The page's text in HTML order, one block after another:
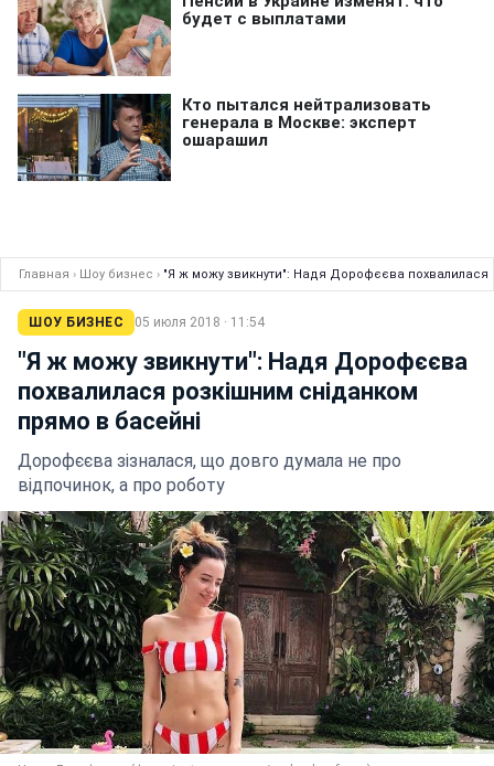
Главная › Шоу бизнес › "Я ж можу звикнути": Надя Дорофєєва похвалилася
ШОУ БИЗНЕС 05 июля 2018 · 11:54
"Я ж можу звикнути": Надя Дорофєєва
похвалилася розкішним сніданком
прямо в басейні
Дорофєєва зізналася, що довго думала не про
відпочинок, а про роботу